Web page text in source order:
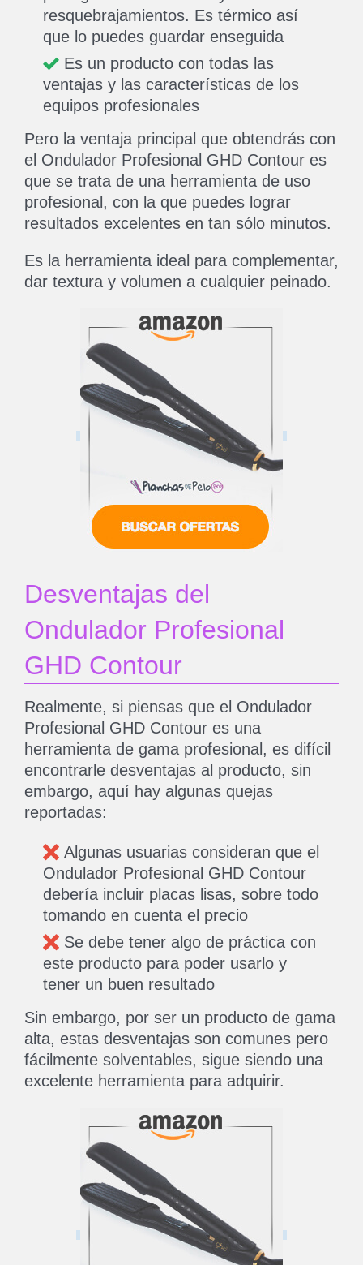
resquebrajamientos. Es térmico así
que lo puedes guardar enseguida
Es un producto con todas las
ventajas y las características de los
equipos profesionales
Pero la ventaja principal que obtendrás con
el Ondulador Profesional GHD Contour es
que se trata de una herramienta de uso
profesional, con la que puedes lograr
resultados excelentes en tan sólo minutos.
Es la herramienta ideal para complementar,
dar textura y volumen a cualquier peinado.
Desventajas del
Ondulador Profesional
GHD Contour
Realmente, si piensas que el Ondulador
Profesional GHD Contour es una
herramienta de gama profesional, es difícil
encontrarle desventajas al producto, sin
embargo, aquí hay algunas quejas
reportadas:
Algunas usuarias consideran que el
Ondulador Profesional GHD Contour
debería incluir placas lisas, sobre todo
tomando en cuenta el precio
Se debe tener algo de práctica con
este producto para poder usarlo y
tener un buen resultado
Sin embargo, por ser un producto de gama
alta, estas desventajas son comunes pero
fácilmente solventables, sigue siendo una
excelente herramienta para adquirir.